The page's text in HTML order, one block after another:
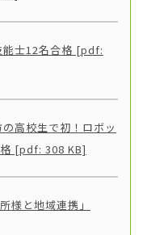
能士12名合格 [pdf:
高校生で初！ロボッ
[pdf: 308 KB]
様と地域連携」